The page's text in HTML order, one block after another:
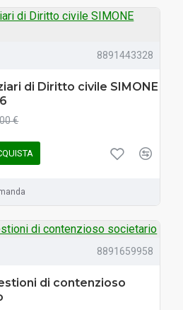
8891443328
di Diritto civile SIMONE
€
8891659958
di contenzioso